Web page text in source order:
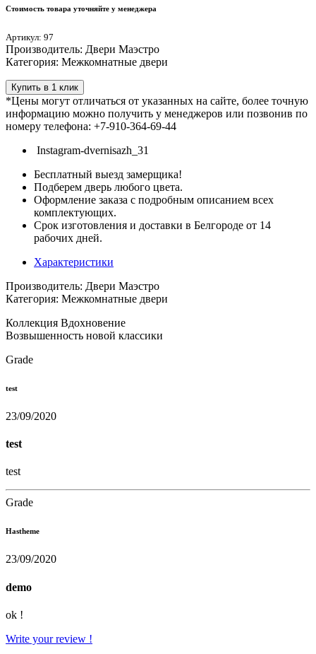
Стоимость товара уточняйте у менеджера
Артикул: 97
Производитель: Двери Маэстро
Категория: Межкомнатные двери
Купить в 1 клик
*Цены могут отличаться от указанных на сайте, более точную
информацию можно получить у менеджеров или позвонив по
номеру телефона: +7-910-364-69-44
Instagram-dvernisazh_31
Бесплатный выезд замерщика!
Подберем дверь любого цвета.
Оформление заказа с подробным описанием всех
комплектующих.
Срок изготовления и доставки в Белгороде от 14
рабочих дней.
Характеристики
Производитель: Двери Маэстро
Категория: Межкомнатные двери
Коллекция Вдохновение
Возвышенность новой классики
Grade
test
23/09/2020
test
test
Grade
Hastheme
23/09/2020
demo
ok !
Write your review !